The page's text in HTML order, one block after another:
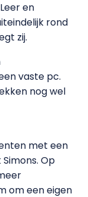
en
rond
zij.
vaste pc.
nog wel
met een
Op
om een eigen